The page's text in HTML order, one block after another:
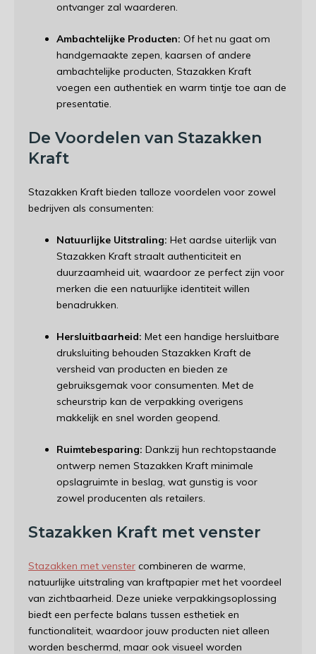
ontvanger zal waarderen.
Ambachtelijke Producten: Of het nu gaat om
handgemaakte zepen, kaarsen of andere
ambachtelijke producten, Stazakken Kraft
voegen een authentiek en warm tintje toe aan de
presentatie.
De Voordelen van Stazakken
Kraft
Stazakken Kraft bieden talloze voordelen voor zowel
bedrijven als consumenten:
Natuurlijke Uitstraling: Het aardse uiterlijk van
Stazakken Kraft straalt authenticiteit en
duurzaamheid uit, waardoor ze perfect zijn voor
merken die een natuurlijke identiteit willen
benadrukken.
Hersluitbaarheid: Met een handige hersluitbare
druksluiting behouden Stazakken Kraft de
versheid van producten en bieden ze
gebruiksgemak voor consumenten. Met de
scheurstrip kan de verpakking overigens
makkelijk en snel worden geopend.
Ruimtebesparing: Dankzij hun rechtopstaande
ontwerp nemen Stazakken Kraft minimale
opslagruimte in beslag, wat gunstig is voor
zowel producenten als retailers.
Stazakken Kraft met venster
Stazakken met venster combineren de warme,
natuurlijke uitstraling van kraftpapier met het voordeel
van zichtbaarheid. Deze unieke verpakkingsoplossing
biedt een perfecte balans tussen esthetiek en
functionaliteit, waardoor jouw producten niet alleen
worden beschermd, maar ook visueel worden